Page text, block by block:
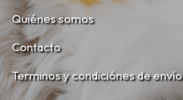
Quiénes somos
Contacto
Terminos y condiciónes de envío